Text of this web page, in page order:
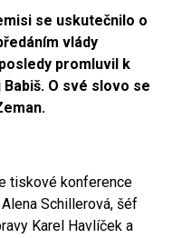
se uskutečnilo o
vlády
promluvil k
O své slovo se
tiskové konference
Schillerová, šéf
Karel Havlíček a